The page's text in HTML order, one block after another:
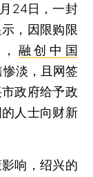
24日，一封
，因限购限
融创中国
淡，且网签
政府给予政
人士向财新
响，绍兴的